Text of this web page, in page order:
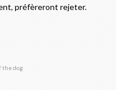
préfèreront rejeter.